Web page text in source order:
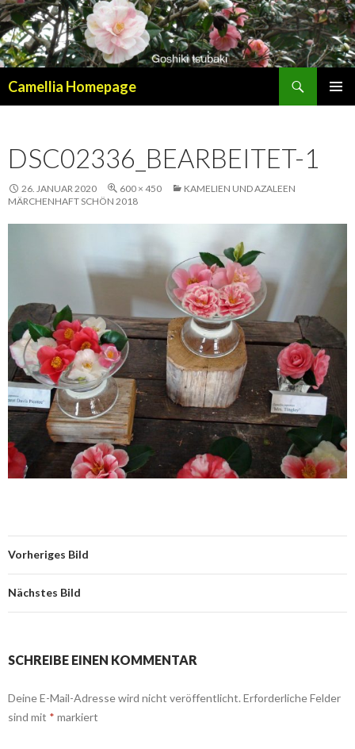
Camellia Homepage
DSC02336_BEARBEITET-1
26. JANUAR 2020 600 × 450
KAMELIEN UND AZALEEN
MÄRCHENHAFT SCHÖN 2018
Vorheriges Bild
Nächstes Bild
SCHREIBE EINEN KOMMENTAR
Deine E-Mail-Adresse wird nicht veröffentlicht. Erforderliche Felder
sind mit * markiert